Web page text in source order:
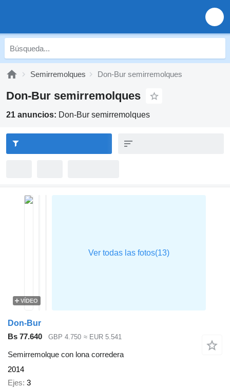
Semirremolques Don-Bur semirremolques
Don-Bur semirremolques
21 anuncios: Don-Bur semirremolques
VÍDEO
Don-Bur
Bs 77.640
GBP 4.750 ≈ EUR 5.541
Semirremolque con lona corredera
2014
Ejes 3